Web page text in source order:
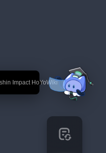
Impact HoYoWiki